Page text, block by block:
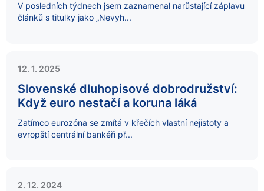
V posledních týdnech jsem zaznamenal narůstající záplavu
článků s titulky jako „Nevyh...
12. 1. 2025
Slovenské dluhopisové dobrodružství:
Když euro nestačí a koruna láká
Zatímco eurozóna se zmítá v křečích vlastní nejistoty a
evropští centrální bankéři př...
2. 12. 2024